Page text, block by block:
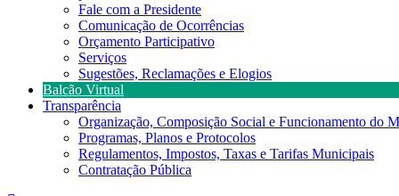
Fale com a Presidente
Comunicação de Ocorrências
Orçamento Participativo
Serviços
Sugestões, Reclamações e Elogios
Balcão Virtual
Transparência
Organização, Composição Social e Funcionamento do
Programas, Planos e Protocolos
Regulamentos, Impostos, Taxas e Tarifas Municipais
Contratação Pública